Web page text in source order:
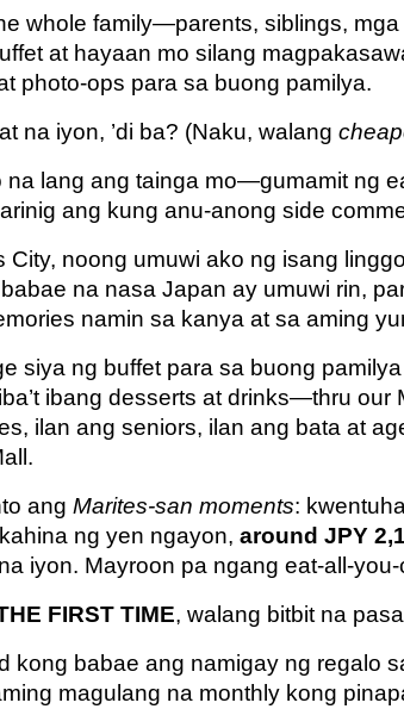
whole family—parents, siblings,
at hayaan mo silang
photo-ops para sa buong pamilya.
na iyon, ’di ba? (Naku, walang
na lang ang tainga mo—gumamit ng
ang kung anu-anong side
City, noong umuwi ako ng isang
na nasa Japan ay umuwi rin,
namin sa kanya at sa aming
siya ng buffet para sa buong
ibang desserts at drinks—thru
ilan ang seniors, ilan ang bata at
ang Marites-san moments:
ng yen ngayon, around JPY
iyon. Mayroon pa ngang eat-all-
FIRST TIME, walang bitbit na
kong babae ang namigay ng regalo
magulang na monthly kong